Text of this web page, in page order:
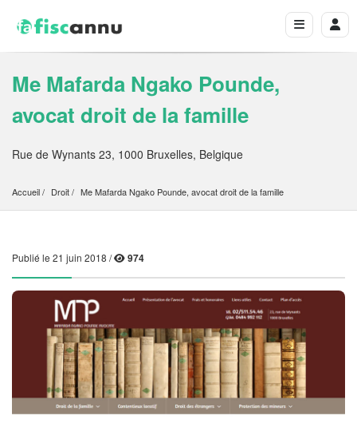
Me Mafarda Ngako Pounde,
avocat droit de la famille
Rue de Wynants 23, 1000 Bruxelles, Belgique
Accueil Droit Me Mafarda Ngako Pounde, avocat droit de la famille
Publié le 21 juin 2018 / 974